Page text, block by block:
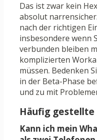
Das ist zwar kein
absolut
nach der richtigen
insbesondere wenn
verbunden bleiben
komplizierten
müssen. Bedenken
in der Beta-Phase
und zu mit
Häufig gestellte
Kann ich mein